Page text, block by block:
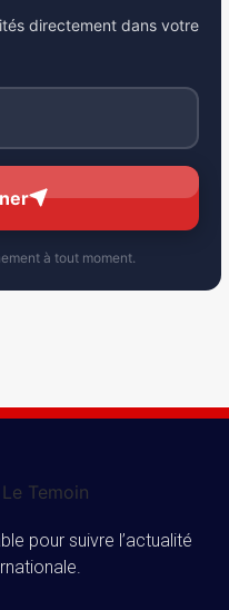
directement dans votre
à tout moment.
pour suivre l’actualité